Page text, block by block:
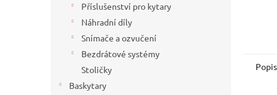
Příslušenství pro kytary
Náhradní díly
Snímače a ozvučení
Bezdrátové systémy
Stoličky
Baskytary
Popis